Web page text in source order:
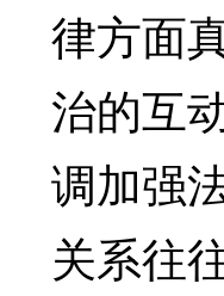
律方面
治的互
调加强
关系往